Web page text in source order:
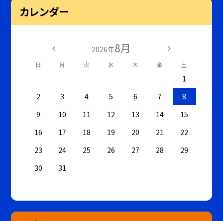
カレンダー
2026年8月
日 月 火 水 木 金 土
1
2
3 4 5 6 7
8
9
10 11 12 13 14
15
16
17 18 19 20 21
22
23
24 25 26 27 28
29
30
31